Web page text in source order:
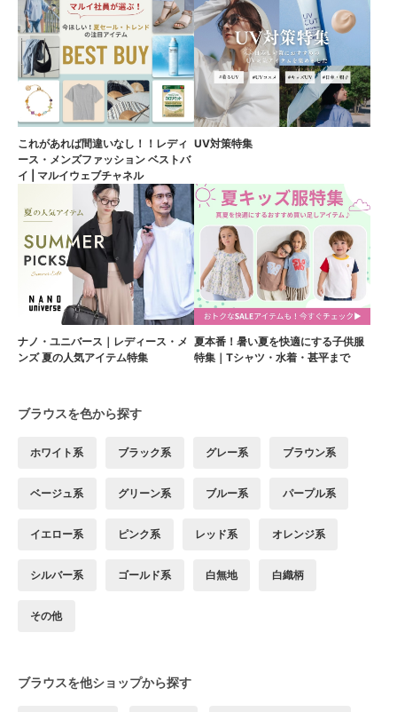
これがあれば間違いなし！！レディ
ース・メンズファッション ベストバ
イ | マルイウェブチャネル
UV対策特集
ナノ・ユニバース｜レディース・メ
ンズ 夏の人気アイテム特集
夏本番！暑い夏を快適にする子供服
特集｜Tシャツ・水着・甚平まで
ブラウスを色から探す
ホワイト系 ブラック系 グレー系 ブラウン系
ベージュ系 グリーン系 ブルー系 パープル系
イエロー系 ピンク系 レッド系 オレンジ系
シルバー系 ゴールド系 白無地 白織柄
その他
ブラウスを他ショップから探す